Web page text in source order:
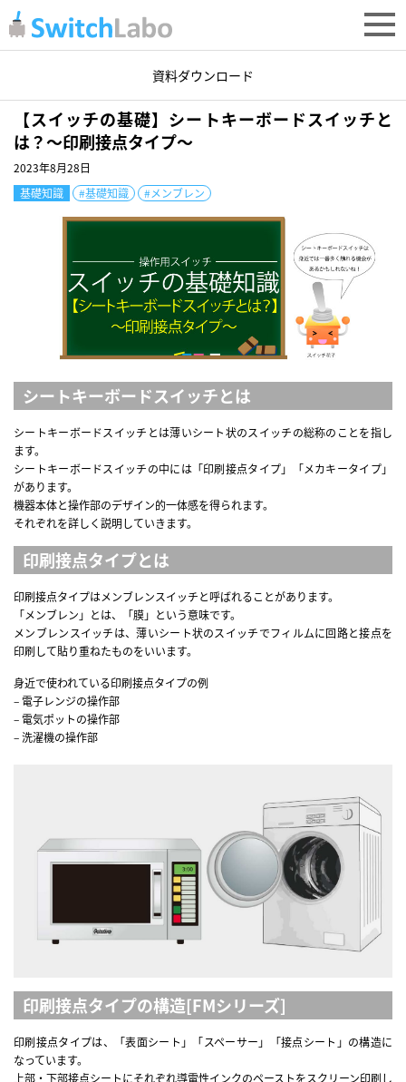
資料ダウンロード
【スイッチの基礎】シートキーボードスイッチと
は？～印刷接点タイプ～
2023年8月28日
基礎知識
#基礎知識 #メンブレン
シートキーボードスイッチとは
シートキーボードスイッチとは薄いシート状のスイッチの総称のことを指し
ます。
シートキーボードスイッチの中には「印刷接点タイプ」「メカキータイプ」
があります。
機器本体と操作部のデザイン的一体感を得られます。
それぞれを詳しく説明していきます。
印刷接点タイプとは
印刷接点タイプはメンブレンスイッチと呼ばれることがあります。
「メンブレン」とは、「膜」という意味です。
メンブレンスイッチは、薄いシート状のスイッチでフィルムに回路と接点を
印刷して貼り重ねたものをいいます。
身近で使われている印刷接点タイプの例
– 電子レンジの操作部
– 電気ポットの操作部
– 洗濯機の操作部
印刷接点タイプの構造[FMシリーズ]
印刷接点タイプは、「表面シート」「スペーサー」「接点シート」の構造に
なっています。
上部・下部接点シートにそれぞれ導電性インクのペーストをスクリーン印刷し